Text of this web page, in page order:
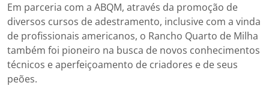
Em parceria com a ABQM, através da promoção de
diversos cursos de adestramento, inclusive com a vinda
de profissionais americanos, o Rancho Quarto de Milha
também foi pioneiro na busca de novos conhecimentos
técnicos e aperfeiçoamento de criadores e de seus
peões.